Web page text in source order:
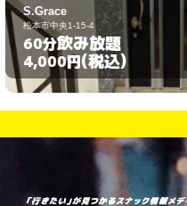
スナック アンジェラ
松本市大手5-4-8
70分飲み放題
4,000円